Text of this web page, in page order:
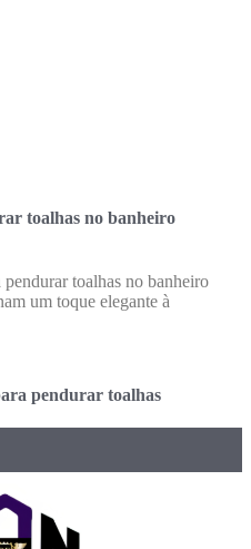
toalhas no banheiro
toalhas no banheiro
um toque elegante à
pendurar toalhas